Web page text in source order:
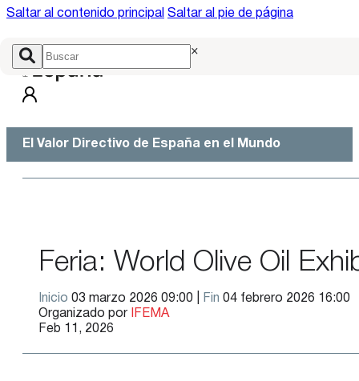
Saltar al contenido principal Saltar al pie de página
×
El Valor Directivo de España en el Mundo
Feria: World Olive Oil
Inicio 03 marzo 2026 09:00 | Fin 04 febrero 2026 16:00
Organizado por
IFEMA
Feb 11, 2026